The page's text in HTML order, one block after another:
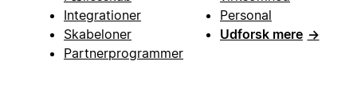
Integrationer
Skabeloner
Partnerprogrammer
Personal
Udforsk mere →